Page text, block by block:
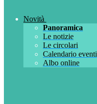
Novità
Panoramica
Le notizie
Le circolari
Calendario eventi
Albo online